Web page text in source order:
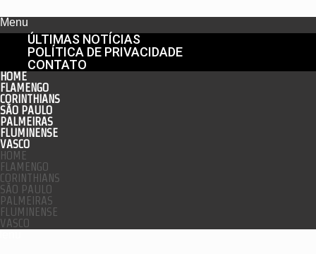
Menu
ÚLTIMAS NOTÍCIAS
POLÍTICA DE PRIVACIDADE
CONTATO
HOME
FLAMENGO
CORINTHIANS
SÃO PAULO
PALMEIRAS
FLUMINENSE
VASCO
HOME
FLAMENGO
CORINTHIANS
SÃO PAULO
PALMEIRAS
FLUMINENSE
VASCO